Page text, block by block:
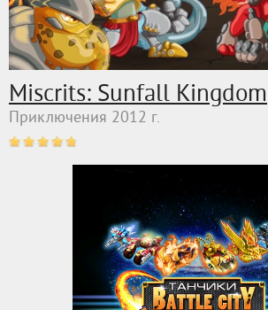
Miscrits: Sunfall Kingdom
Приключения 2012 г.